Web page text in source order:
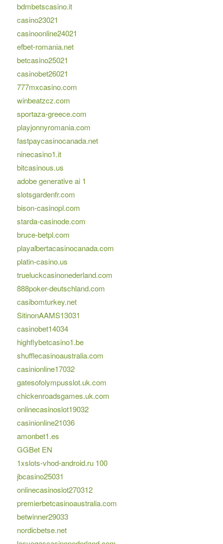
bdmbetscasino.it
casino23021
casinoonline24021
efbet-romania.net
betcasino25021
casinobet26021
777mxcasino.com
winbeatzcz.com
sportaza-greece.com
playjonnyromania.com
fastpaycasinocanada.net
ninecasino1.it
bitcasinous.us
adobe generative ai 1
slotsgardenfr.com
bison-casinopl.com
starda-casinode.com
bruce-betpl.com
playalbertacasinocanada.com
platin-casino.us
trueluckcasinonederland.com
888poker-deutschland.com
casibomturkey.net
SitinonAAMS13031
casinobet14034
highflybetcasino1.be
shufflecasinoaustralia.com
casinionline17032
gatesofolympusslot.uk.com
chickenroadsgames.uk.com
onlinecasinoslot19032
casinionline21036
amonbet1.es
GGBet EN
1xslots-vhod-android.ru 100
jbcasino25031
onlinecasinoslot270312
premierbetcasinoaustralia.com
betwinner29033
nordicbetse.net